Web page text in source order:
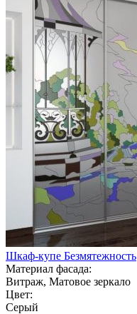
Шкаф-купе Безмятежность
Материал фасада:
Витраж, Матовое зеркало
Цвет:
Серый